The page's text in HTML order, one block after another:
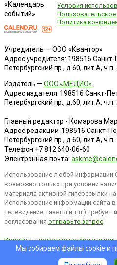
«Календарь
событий»
Условия
Политика
Учредитель — ООО «Квантор»
Адрес учредителя: 198516 Санкт-
Петербургский пр., д.60, лит.А,
Издатель — ООО «МЕДИО»
Адрес издателя: 198516 Санкт-
Петербургский пр., д.60, лит.А,
Главный редактор - Комарова
Адрес редакции: 198516 Санкт-
Петербургский пр., д.60, лит.А,
Телефон:+7 812 640-06-60
Электронная почта:
Использование любой информации
возможно только при условии
материала активной гиперссылки на
Использование информации сайта
телевидение, газеты и т.п.) требует
согласования отправьте запрос.
Изменить настройки
EEA).Мы собираем файлы cookie и